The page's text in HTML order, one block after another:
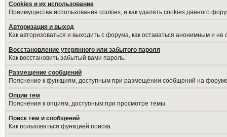
Cookies и их использование
Преимущества использования cookies, и как удалять cookies данного
Авторизация и выход
Как авторизоваться и выходить с форума, как оставаться анонимным и
Восстановление утерянного или забытого пароля
Как восстановить забытый вами пароль.
Размещение сообщений
Пояснение к функциям, доступным при размещении сообщений на
Опции тем
Пояснения к опциям, доступным при просмотре темы.
Поиск тем и сообщений
Как пользоваться функцией поиска.